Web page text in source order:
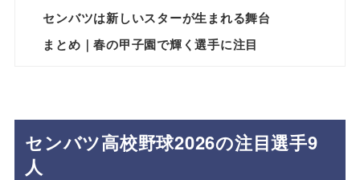
センバツは新しいスターが生まれる舞台
まとめ｜春の甲子園で輝く選手に注目
センバツ高校野球2026の注目選手9
人